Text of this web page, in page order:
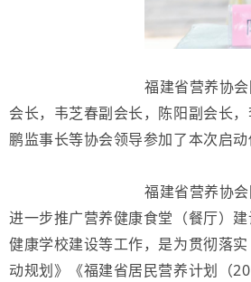
福建省营养协
会长，韦芝春副会长，陈阳副会长
鹏监事长等协会领导参加了本次启动
福建省营养协
进一步推广营养健康食堂（餐厅）
健康学校建设等工作，是为贯彻落
动规划》《福建省居民营养计划（